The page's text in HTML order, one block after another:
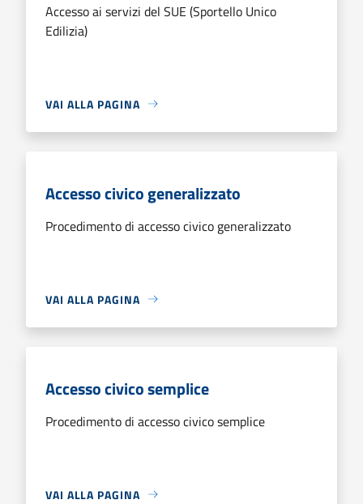
Accesso ai servizi del SUE (Sportello Unico
Edilizia)
VAI ALLA PAGINA
Accesso civico generalizzato
Procedimento di accesso civico generalizzato
VAI ALLA PAGINA
Accesso civico semplice
Procedimento di accesso civico semplice
VAI ALLA PAGINA